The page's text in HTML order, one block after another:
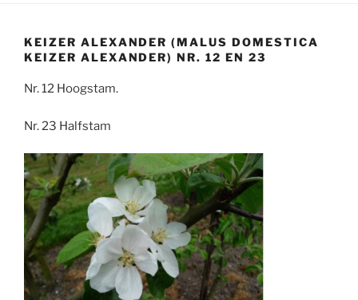
KEIZER ALEXANDER (MALUS DOMESTICA
KEIZER ALEXANDER) NR. 12 EN 23
Nr. 12 Hoogstam.
Nr. 23 Halfstam